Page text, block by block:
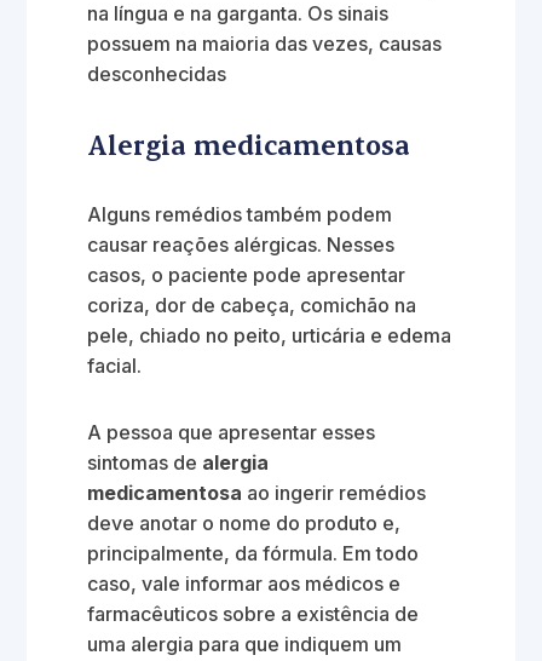
na língua e na garganta. Os sinais
possuem na maioria das vezes, causas
desconhecidas
Alergia medicamentosa
Alguns remédios também podem
causar reações alérgicas. Nesses
casos, o paciente pode apresentar
coriza, dor de cabeça, comichão na
pele, chiado no peito, urticária e edema
facial.
A pessoa que apresentar esses
sintomas de alergia
medicamentosa ao ingerir remédios
deve anotar o nome do produto e,
principalmente, da fórmula. Em todo
caso, vale informar aos médicos e
farmacêuticos sobre a existência de
uma alergia para que indiquem um